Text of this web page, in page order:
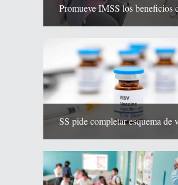
Promueve IMSS los beneficios
SS pide completar esquema de